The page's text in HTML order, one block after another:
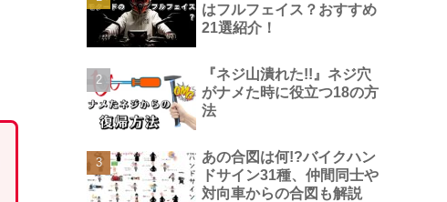
はフルフェイス？おすすめ
21選紹介！
『ネジ山潰れた!!』ネジ穴
がナメた時に役立つ18の方
法
あの合図は何!?バイクハン
ドサイン31種、仲間同士や
対向車からの合図も解説